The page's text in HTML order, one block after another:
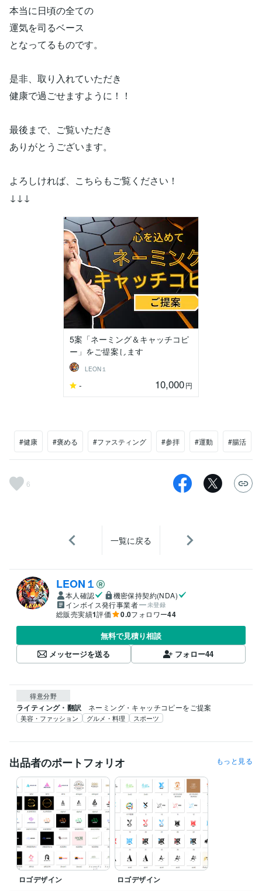
本当に日頃の全ての
運気を司るベース
となってるものです。
是非、取り入れていただき
健康で過ごせますように！！
最後まで、ご覧いただき
ありがとうございます。
よろしければ、こちらもご覧ください！
↓↓↓
5案「ネーミング＆キャッチコピ
ー」をご提案します
LEON１
- 10,000円
#健康 #褒める #ファスティング #参拝 #運動 #腸活
6
一覧に戻る
LEON１
本人確認
機密保持契約(NDA)
インボイス発行事業者
未登録
総販売実績1評価 0.0フォロワー44
無料で見積り相談
メッセージを送る
フォロー44
得意分野
ライティング・翻訳 ネーミング・キャッチコピーをご提案
美容・ファッション グルメ・料理 スポーツ
出品者のポートフォリオ もっと見る
ロゴデザイン ロゴデザイン